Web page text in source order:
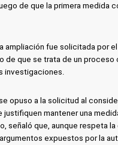
de que la primera medida
ampliación fue solicitada por
de que se trata de un proceso
investigaciones.
opuso a la solicitud al
mantener una
señaló que, aunque respeta
expuestos por la